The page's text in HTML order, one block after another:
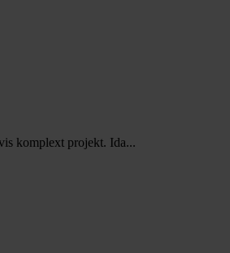
komplext projekt. Ida...